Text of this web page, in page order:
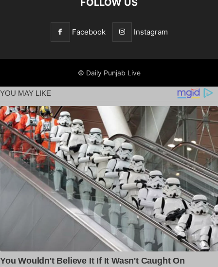
FOLLOW US
Facebook Instagram
© Daily Punjab Live